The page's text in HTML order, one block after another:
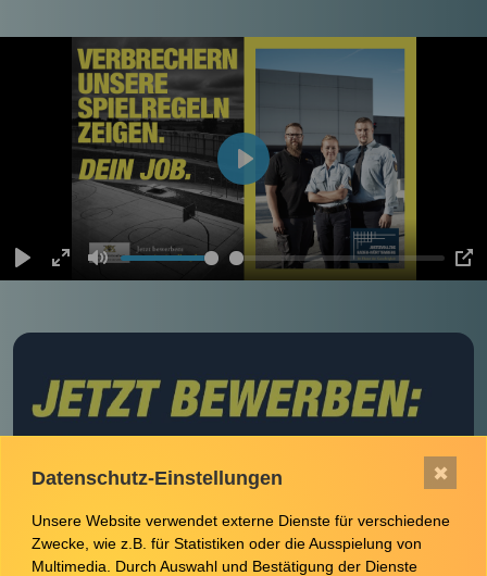
PlayEnterMute
Play
Datenschutz-Einstellungen
Unsere Website verwendet externe Dienste für verschiedene
Zwecke, wie z.B. für Statistiken oder die Ausspielung von
Multimedia. Durch Auswahl und Bestätigung der Dienste
✖